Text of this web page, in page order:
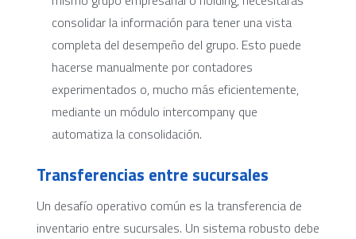
consolidar la información para tener una vista
completa del desempeño del grupo. Esto puede
hacerse manualmente por contadores
experimentados o, mucho más eficientemente,
mediante un módulo intercompany que
automatiza la consolidación.
Transferencias entre sucursales
Un desafío operativo común es la transferencia de
inventario entre sucursales. Un sistema robusto debe